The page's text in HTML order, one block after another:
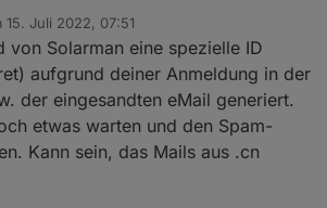
leider noch keine info von denen erhalten :
15. Juli 2022, 07:51
von
von Solarman eine spezielle ID
aufgrund deiner Anmeldung in der
der eingesandten eMail generiert.
etwas warten und den Spam-
Kann sein, das Mails aus .cn